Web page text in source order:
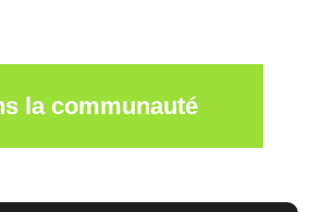
la communauté